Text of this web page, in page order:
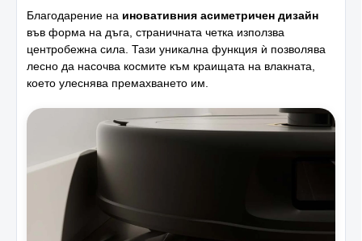
Благодарение на иновативния асиметричен дизайн
във форма на дъга, страничната четка използва
центробежна сила. Тази уникална функция ѝ позволява
лесно да насочва космите към краищата на влакната,
което улеснява премахването им.